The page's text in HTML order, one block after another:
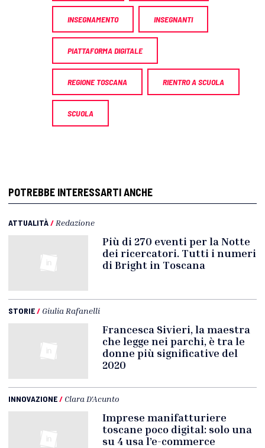
INSEGNAMENTO INSEGNANTI
PIATTAFORMA DIGITALE
REGIONE TOSCANA RIENTRO A SCUOLA
SCUOLA
POTREBBE INTERESSARTI ANCHE
ATTUALITÀ/ Redazione
Più di 270 eventi per la Notte
dei ricercatori. Tutti i numeri
di Bright in Toscana
STORIE/ Giulia Rafanelli
Francesca Sivieri, la maestra
che legge nei parchi, è tra le
donne più significative del
2020
INNOVAZIONE/ Clara D'Acunto
Imprese manifatturiere
toscane poco digital: solo una
su 4 usa l’e-commerce